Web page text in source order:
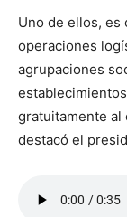
Uno de ellos, es
operaciones
agrupaciones
gratuitamente al
destacó el